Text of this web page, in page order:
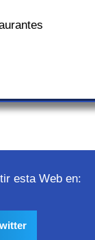
esta Web en: